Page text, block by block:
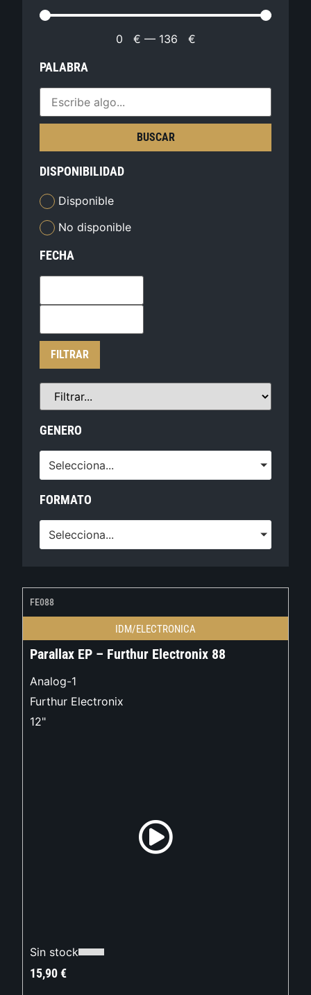
0 € — 136 €
PALABRA
BUSCAR
DISPONIBILIDAD
Disponible
No disponible
FECHA
FILTRAR
GENERO
Selecciona...
FORMATO
Selecciona...
FE088
IDM/ELECTRONICA
Parallax EP – Furthur Electronix 88
Analog-1
Furthur Electronix
12"
Sin stock
15,90€